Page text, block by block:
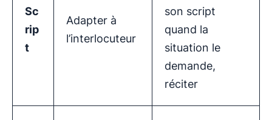
Sc
rip
t
Adapter à
l’interlocuteur
son script
quand la
situation le
demande,
réciter